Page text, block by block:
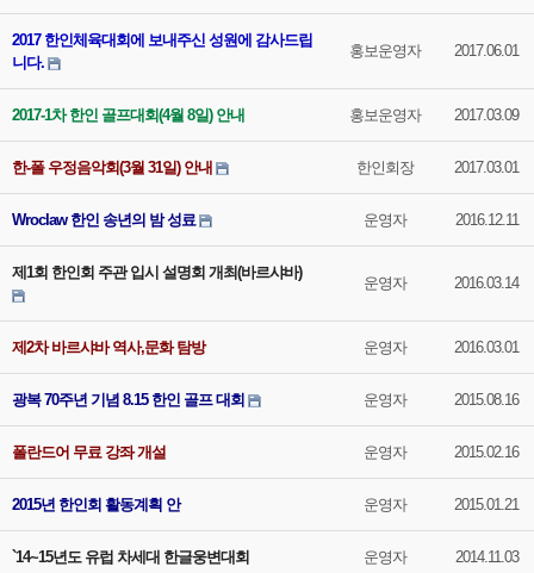
2017 한인체육대회에 보내주신 성원에 감사드립
니다.
홍보운영자 2017.06.01
2017-1차 한인 골프대회(4월 8일) 안내 홍보운영자 2017.03.09
한-폴 우정음악회(3월 31일) 안내 한인회장 2017.03.01
Wroclaw 한인 송년의 밤 성료 운영자 2016.12.11
제1회 한인회 주관 입시 설명회 개최(바르샤바)
운영자 2016.03.14
제2차 바르샤바 역사,문화 탐방 운영자 2016.03.01
광복 70주년 기념 8.15 한인 골프 대회 운영자 2015.08.16
폴란드어 무료 강좌 개설 운영자 2015.02.16
2015년 한인회 활동계획 안 운영자 2015.01.21
`14~15년도 유럽 차세대 한글웅변대회 운영자 2014.11.03